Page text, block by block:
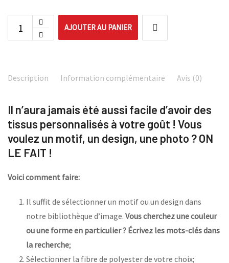
AJOUTER AU PANIER
Description Information complémentaire Avis (0)
Il n’aura jamais été aussi facile d’avoir des
tissus personnalisés à votre goût ! Vous
voulez un motif, un design, une photo ? ON
LE FAIT !
Voici comment faire:
Il suffit de sélectionner un motif ou un design dans
notre bibliothèque d’image. Vous cherchez une couleur
ou une forme en particulier ? Écrivez les mots-clés dans
la recherche;
Sélectionner la fibre de polyester de votre choix;